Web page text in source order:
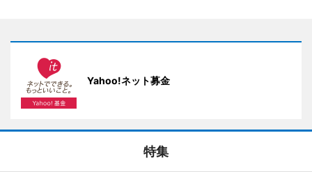
Yahoo!ネット募金
特集